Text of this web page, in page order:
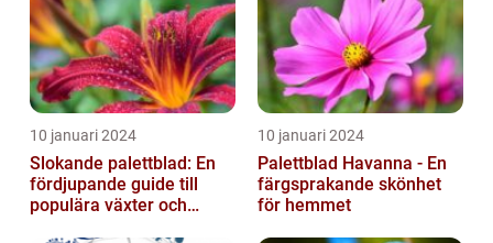
10 januari 2024
Slokande palettblad: En
fördjupande guide till
populära växter och
10 januari 2024
Palettblad Havanna - En
färgsprakande skönhet
för hemmet